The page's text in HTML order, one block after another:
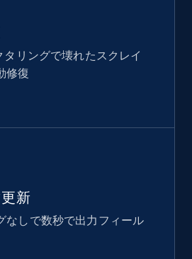
タリングで壊れたスクレイ
修復
新
なしで数秒で出力フィール